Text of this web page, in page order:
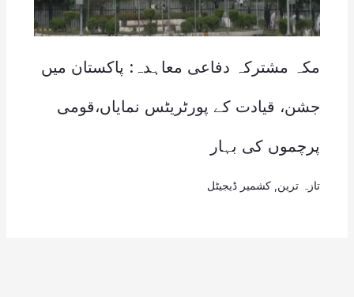
مکہ مشترکہ دفاعی معاہدہ: پاکستان میں
جشن، قیادت کے پورٹریٹس نمایاں،قومی
پرچموں کی بہار
تازہ ترین کشمیر ڈیجیٹل